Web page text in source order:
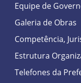
Equipe de
Galeria de Obras
Competência,
Estrutura
Telefones da